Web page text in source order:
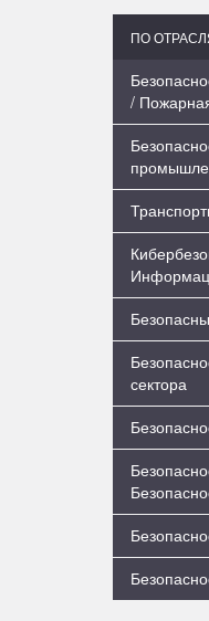
ПО
/
сектора